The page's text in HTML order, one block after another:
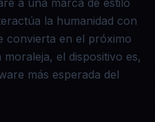
a una marca de estilo
la humanidad con
convierta en el próximo
el dispositivo es,
más esperada del